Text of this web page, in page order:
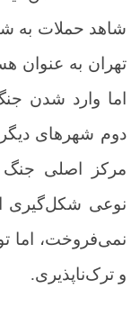
شاهد حملات به
تهران به عنوان
اما وارد شدن
دوم شهرهای
مرکز اصلی جنگ
نوعی شکل‌گیری
نمی‌فروخت، اما
و ترک‌ناپذیری.